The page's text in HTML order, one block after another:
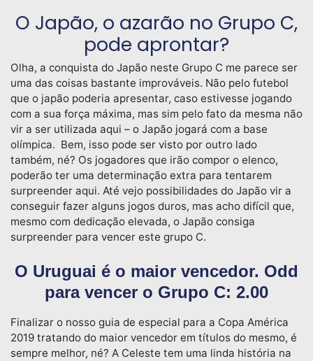
O Japão, o azarão no Grupo C,
pode aprontar?
Olha, a conquista do Japão neste Grupo C me parece ser
uma das coisas bastante improváveis. Não pelo futebol
que o japão poderia apresentar, caso estivesse jogando
com a sua força máxima, mas sim pelo fato da mesma não
vir a ser utilizada aqui – o Japão jogará com a base
olímpica. Bem, isso pode ser visto por outro lado
também, né? Os jogadores que irão compor o elenco,
poderão ter uma determinação extra para tentarem
surpreender aqui. Até vejo possibilidades do Japão vir a
conseguir fazer alguns jogos duros, mas acho difícil que,
mesmo com dedicação elevada, o Japão consiga
surpreender para vencer este grupo C.
O Uruguai é o maior vencedor. Odd
para vencer o Grupo C: 2.00
Finalizar o nosso guia de especial para a Copa América
2019 tratando do maior vencedor em títulos do mesmo, é
sempre melhor, né? A Celeste tem uma linda história na